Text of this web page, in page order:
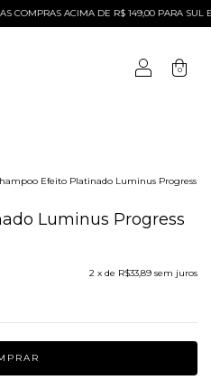
ACIMA DE R$ 149,00 PARA SUL E
0
Efeito Platinado Luminus Progress
Luminus Progress
2 x de R$33,89 sem juros